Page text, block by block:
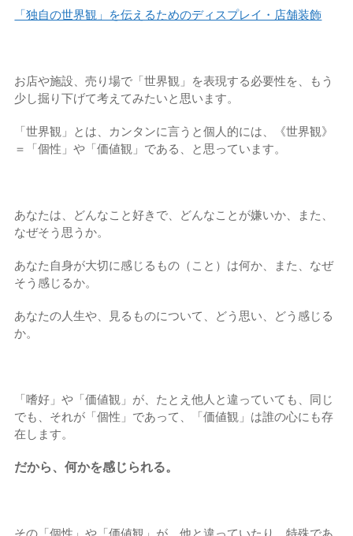
「独自の世界観」を伝えるためのディスプレイ・店舗装飾
お店や施設、売り場で「世界観」を表現する必要性を、もう
少し掘り下げて考えてみたいと思います。
「世界観」とは、カンタンに言うと個人的には、《世界観》
＝「個性」や「価値観」である、と思っています。
あなたは、どんなこと好きで、どんなことが嫌いか、また、
なぜそう思うか。
あなた自身が大切に感じるもの（こと）は何か、また、なぜ
そう感じるか。
あなたの人生や、見るものについて、どう思い、どう感じる
か。
「嗜好」や「価値観」が、たとえ他人と違っていても、同じ
でも、それが「個性」であって、「価値観」は誰の心にも存
在します。
だから、何かを感じられる。